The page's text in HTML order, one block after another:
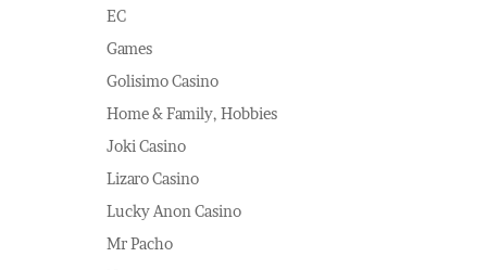
EC
Games
Golisimo Casino
Home & Family, Hobbies
Joki Casino
Lizaro Casino
Lucky Anon Casino
Mr Pacho